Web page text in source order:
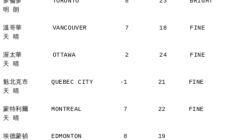
明 朗
溫哥華        VANCOUVER          7        18      FINE
天 晴
渥太華        OTTAWA             2        24      FINE
天 晴
魁北克市      QUEBEC CITY       -1        21      FINE
天 晴
蒙特利爾      MONTREAL           7        22      FINE
天 晴
埃德蒙頓      EDMONTON           8        19